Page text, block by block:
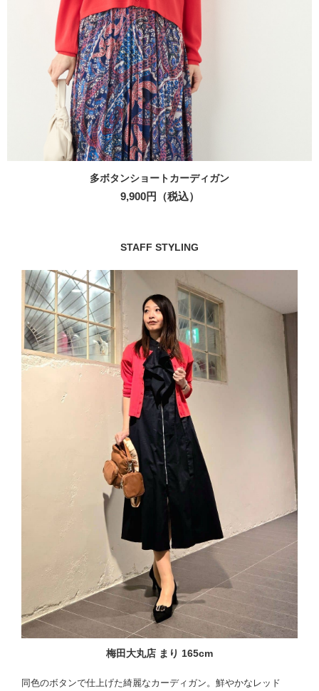
多ボタンショートカーディガン
9,900円（税込）
STAFF STYLING
梅田大丸店 まり 165cm
同色のボタンで仕上げた綺麗なカーディガン。鮮やかなレッド